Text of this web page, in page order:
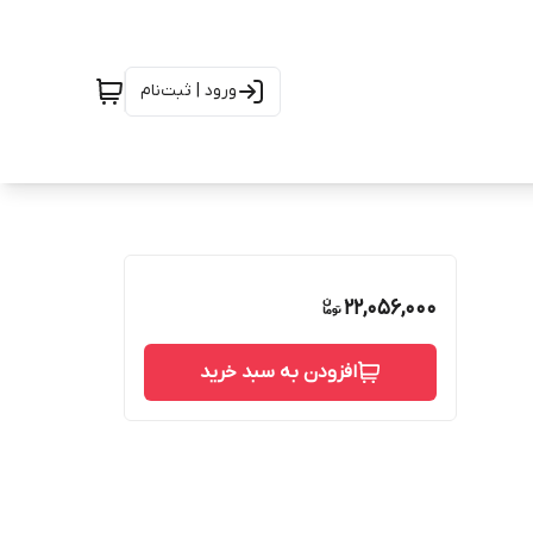
ورود | ثبت‌نام
22,056,000
افزودن به سبد خرید